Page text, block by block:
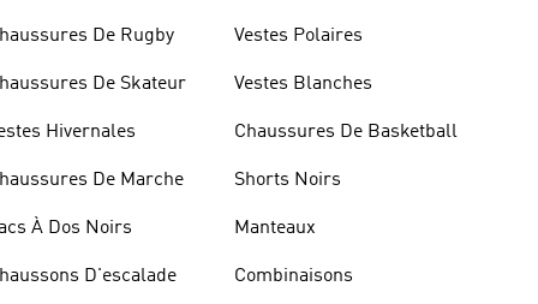
De Rugby
De Skateur
Hivernales
De Marche
À Dos Noirs
D'escalade
Vestes Polaires
Vestes Blanches
Chaussures De Basketball
Shorts Noirs
Manteaux
Combinaisons